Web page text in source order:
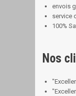
envois
service
100%
Nos